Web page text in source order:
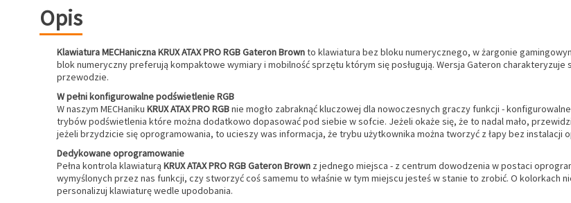
Opis
Klawiatura MECHaniczna KRUX ATAX PRORGB GateronBrownto klawiatura bez bloku numerycznego, w żargonie
blok numeryczny preferują kompaktowe wymiary i mobilność sprzętu którym się posługują. Wersja Gateron
przewodzie.
W pełni konfigurowalne podświetlenie RGB
W naszym MECHaniku KRUX ATAX PRO RGBnie mogło zabraknąć kluczowej dla nowoczesnych graczy funkcji -
trybów podświetlenia które można dodatkowo dopasować pod siebie w sofcie. Jeżeli okaże się, że to nadal mało,
jeżeli brzydzicie się oprogramowania, to ucieszy was informacja, że trybu użytkownika można tworzyć z łapy bez instalacji
Dedykowane oprogramowanie
Pełna kontrola klawiaturą KRUX ATAX PRO RGB GateronBrown z jednego miejsca - z centrum dowodzenia w postaci
wymyślonych przez nas funkcji, czy stworzyć coś samemu to właśnie w tym miejscu jesteś w stanie to zrobić. O kolorkach
personalizuj klawiaturę wedle upodobania.